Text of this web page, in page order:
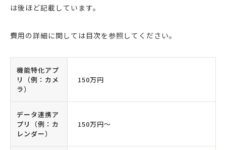
は後ほど記載しています。
費用の詳細に関しては目次を参照してください。
機能特化アプ
リ（例：カメ
ラ）
150万円
データ連携ア
プリ（例：カ
レンダー）
150万円〜